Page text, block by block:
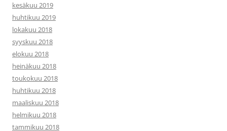
kesäkuu 2019
huhtikuu 2019
lokakuu 2018
syyskuu 2018
elokuu 2018
heinäkuu 2018
toukokuu 2018
huhtikuu 2018
maaliskuu 2018
helmikuu 2018
tammikuu 2018